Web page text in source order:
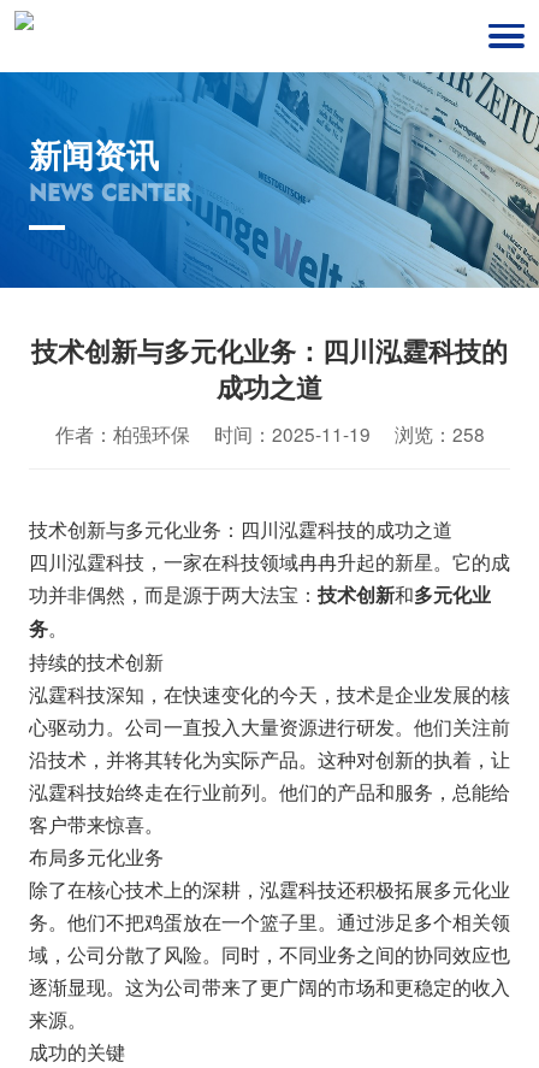
新闻资讯
NEWS CENTER
技术创新与多元化业务：四川泓霆科技的
成功之道
作者：柏强环保 时间：2025-11-19 浏览：258
技术创新与多元化业务：四川泓霆科技的成功之道
四川泓霆科技，一家在科技领域冉冉升起的新星。它的成
功并非偶然，而是源于两大法宝： 技术创新和多元化业
务。
持续的技术创新
泓霆科技深知，在快速变化的今天，技术是企业发展的核
心驱动力。公司一直投入大量资源进行研发。他们关注前
沿技术，并将其转化为实际产品。这种对创新的执着，让
泓霆科技始终走在行业前列。他们的产品和服务，总能给
客户带来惊喜。
布局多元化业务
除了在核心技术上的深耕，泓霆科技还积极拓展多元化业
务。他们不把鸡蛋放在一个篮子里。通过涉足多个相关领
域，公司分散了风险。同时，不同业务之间的协同效应也
逐渐显现。这为公司带来了更广阔的市场和更稳定的收入
来源。
成功的关键